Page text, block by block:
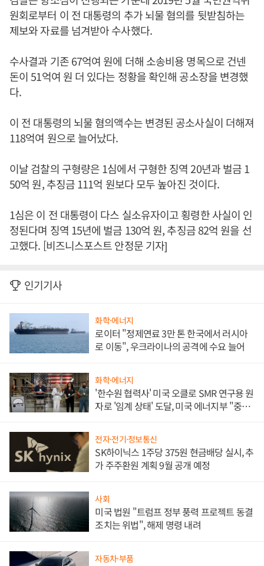
원회로부터 이 전 대통령의 추가 뇌물 혐의를 뒷받침하는
제보와 자료를 넘겨받아 수사했다.
수사결과 기존 67억여 원에 더해 소송비용 명목으로 건넨
돈이 51억여 원 더 있다는 정황을 확인해 공소장을 변경했
다.
이 전 대통령의 뇌물 혐의액수는 변경된 공소사실이 더해져
118억여 원으로 늘어났다.
이날 검찰의 구형량은 1심에서 구형한 징역 20년과 벌금 1
50억 원, 추징금 111억 원보다 모두 높아진 것이다.
1심은 이 전 대통령이 다스 실소유자이고 횡령한 사실이 인
정된다며 징역 15년에 벌금 130억 원, 추징금 82억 원을 선
고했다. [비즈니스포스트 안정문 기자]
인기기사
화학·에너지
로이터 "정제연료 3만 톤 한국에서 러시아
로 이동", 우크라이나의 공격에 수요 늘어
화학·에너지
'한수원 협력사' 미국 오클로 SMR 연구용 원
자로 '임계 상태' 도달, 미국 에너지부 "중요
전자·전기·정보통신
SK하이닉스 1주당 375원 현금배당 실시, 추
가 주주환원 계획 9월 공개 예정
사회
미국 법원 "트럼프 정부 풍력 프로젝트 동결
조치는 위법", 해제 명령 내려
자동차·부품